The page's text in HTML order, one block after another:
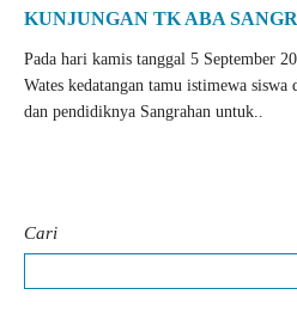
KUNJUNGAN TK ABA
Pada hari kamis tanggal 5 September
Wates kedatangan tamu istimewa
dan pendidiknya Sangrahan untuk..
Cari